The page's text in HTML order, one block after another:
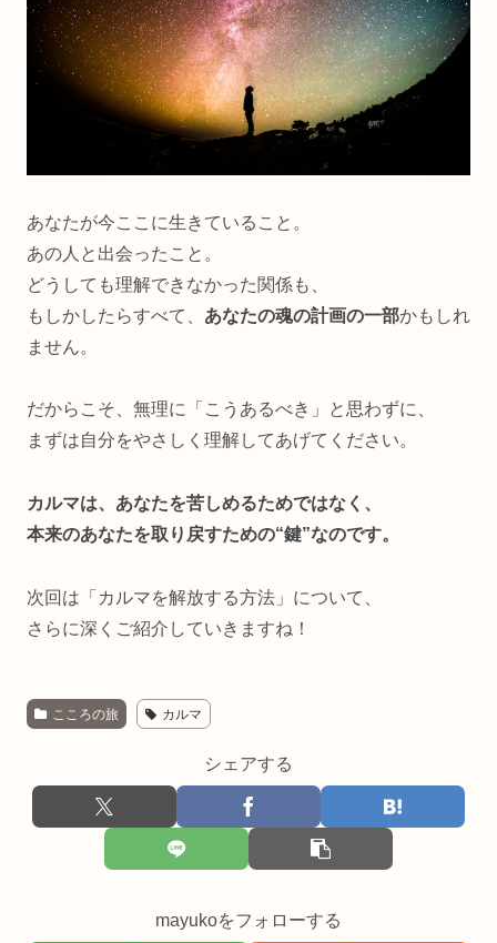
あなたが今ここに生きていること。
あの人と出会ったこと。
どうしても理解できなかった関係も、
もしかしたらすべて、 あなたの魂の計画の一部かもしれ
ません。
だからこそ、無理に「こうあるべき」と思わずに、
まずは自分をやさしく理解してあげてください。
カルマは、あなたを苦しめるためではなく、
本来のあなたを取り戻すための“鍵”なのです。
次回は「カルマを解放する方法」について、
さらに深くご紹介していきますね！
こころの旅 カルマ
シェアする
mayukoをフォローする